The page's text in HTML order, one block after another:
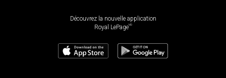
Découvrez la nouvelle application
Royal LePageMD